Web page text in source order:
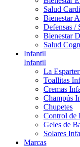
Salud
Bienestar
Defensas /
Bienestar
Salud
Infantil
Infantil
La
Toallitas
Cremas
Champús
Chupetes
Control de
Geles de
Solares
Marcas